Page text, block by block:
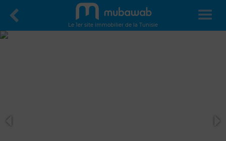
Le 1er site immobilier de la Tunisie